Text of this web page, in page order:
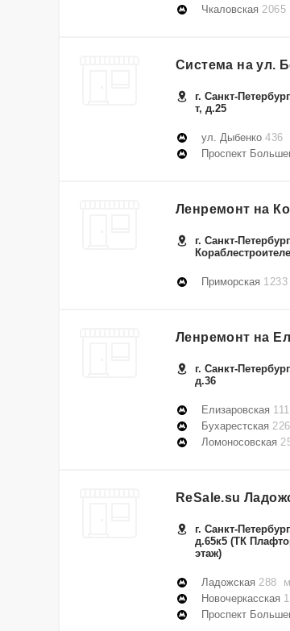
Чкаловская
Система на ул.
г. Санкт-
т, д.25
ул. Дыбенко 436
Проспект
Ленремонт на
г. Санкт-
Приморская
Ленремонт на
г. Санкт-
д.36
Елизаровская
Бухарестская
Ломоносовская
ReSale.su
г. Санкт-
д.65к5 (ТК
этаж)
Ладожская 288 м
Новочеркасская
Проспект